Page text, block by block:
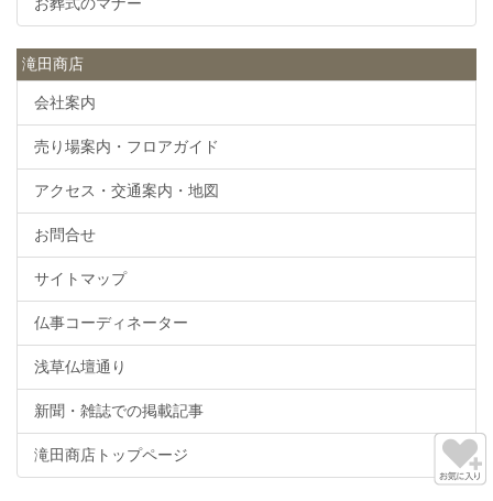
お葬式のマナー
滝田商店
会社案内
売り場案内・フロアガイド
アクセス・交通案内・地図
お問合せ
サイトマップ
仏事コーディネーター
浅草仏壇通り
新聞・雑誌での掲載記事
滝田商店トップページ